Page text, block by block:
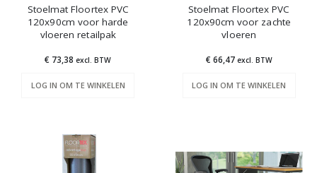
Stoelmat Floortex PVC
120x90cm voor harde
vloeren retailpak
€ 73,38excl. BTW
LOG IN OM TE WINKELEN
Stoelmat Floortex PVC
120x90cm voor zachte
vloeren
€ 66,47 excl. BTW
LOG IN OM TE WINKELEN